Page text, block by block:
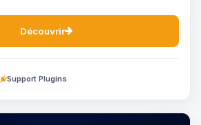
Découvrir
Support Plugins